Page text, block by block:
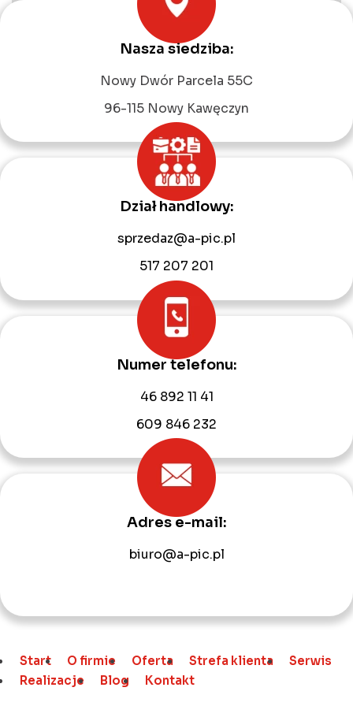
Nasza siedziba:
Nowy Dwór Parcela 55C
96-115 Nowy Kawęczyn
Dział handlowy:
sprzedaz@a-pic.pl
517 207 201
Numer telefonu:
46 892 11 41
609 846 232
Adres e-mail:
biuro@a-pic.pl
Start O firmie Oferta Strefa klienta
Serwis
Realizacje
Blog Kontakt